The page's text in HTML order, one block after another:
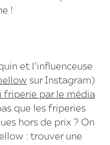
!
et l’influenceuse
sur Instagram)
friperie par le média
que les friperies
hors de prix ? On
: trouver une